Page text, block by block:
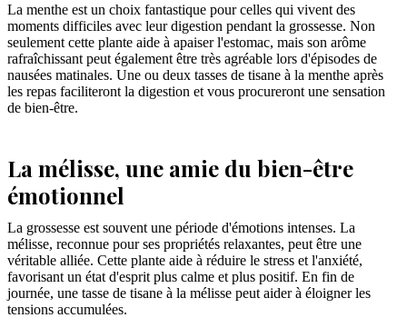
La menthe est un choix fantastique pour celles qui vivent des
moments difficiles avec leur digestion pendant la grossesse. Non
seulement cette plante aide à apaiser l'estomac, mais son arôme
rafraîchissant peut également être très agréable lors d'épisodes de
nausées matinales. Une ou deux tasses de tisane à la menthe après
les repas faciliteront la digestion et vous procureront une sensation
de bien-être.
La mélisse, une amie du bien-être
émotionnel
La grossesse est souvent une période d'émotions intenses. La
mélisse, reconnue pour ses propriétés relaxantes, peut être une
véritable alliée. Cette plante aide à réduire le stress et l'anxiété,
favorisant un état d'esprit plus calme et plus positif. En fin de
journée, une tasse de tisane à la mélisse peut aider à éloigner les
tensions accumulées.